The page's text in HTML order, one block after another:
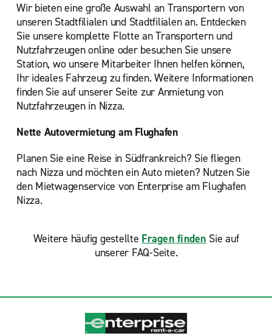
Wir bieten eine große Auswahl an Transportern von
unseren Stadtfilialen und Stadtfilialen an. Entdecken
Sie unsere komplette Flotte an Transportern und
Nutzfahrzeugen online oder besuchen Sie unsere
Station, wo unsere Mitarbeiter Ihnen helfen können,
Ihr ideales Fahrzeug zu finden. Weitere Informationen
finden Sie auf unserer Seite zur Anmietung von
Nutzfahrzeugen in Nizza.
Nette Autovermietung am Flughafen
Planen Sie eine Reise in Südfrankreich? Sie fliegen
nach Nizza und möchten ein Auto mieten? Nutzen Sie
den Mietwagenservice von Enterprise am Flughafen
Nizza.
Weitere häufig gestellte Fragen finden Sie auf
unserer FAQ-Seite.